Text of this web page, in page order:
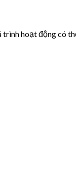
hoạt động có